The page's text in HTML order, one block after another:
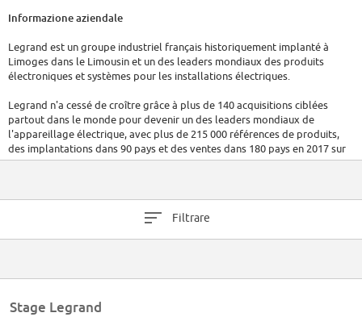
Informazione aziendale
Legrand est un groupe industriel français historiquement implanté à
Limoges dans le Limousin et un des leaders mondiaux des produits
électroniques et systèmes pour les installations électriques.
Legrand n'a cessé de croître grâce à plus de 140 acquisitions ciblées
partout dans le monde pour devenir un des leaders mondiaux de
l'appareillage électrique, avec plus de 215 000 références de produits,
des implantations dans 90 pays et des ventes dans 180 pays en 2017 sur
les cinq continents. En 2011, Legrand est numéro un mondial des prises et
développement durable (par exemple avec une offre de protection pour
pour maisons connectées).
Filtrare
Stage Legrand